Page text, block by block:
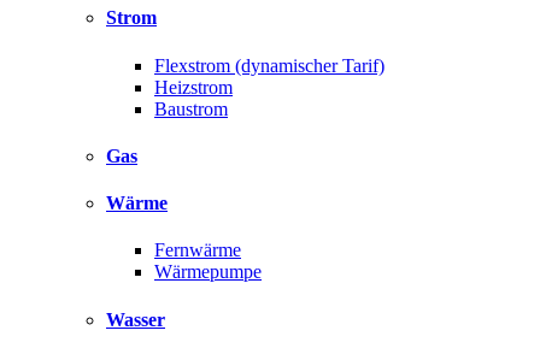
Strom
Flexstrom (dynamischer Tarif)
Heizstrom
Baustrom
Gas
Wärme
Fernwärme
Wärmepumpe
Wasser